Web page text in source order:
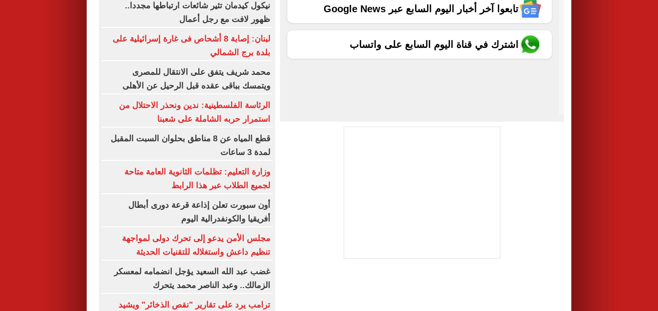
تابعوا آخر أخبار اليوم السابع عبر Google News
اشترك في قناة اليوم السابع على واتساب
نيكول كيدمان تثير شائعات ارتباطها مجددا..
ظهور لافت مع رجل أعمال
لبنان: إصابة 8 أشحاص فى غارة إسرائيلية على
بلدة برج الشمالي
محمد شريف يتفق على الانتقال للمصرى
ويتمسك بباقى عقده قبل الرحيل عن الأهلى
الرئاسة الفلسطينية: ندين ونحذر الاحتلال من
استمرار حربه الشاملة على شعبنا
قطع المياه عن 8 مناطق بحلوان السبت المقبل
لمدة 3 ساعات
وزارة التعليم: تظلمات الثانوية العامة متاحة
لجميع الطلاب عبر هذا الرابط
أون سبورت تعلن إذاعة قرعة دورى أبطال
أفريقيا والكونفدرالية اليوم
مجلس الأمن يدعو إلى تحرك دولى لمواجهة
تنظيم داعش واستغلاله للتقنيات الحديثة
غضب عبد الله السعيد يؤجل انضمامه لمعسكر
الزمالك.. وعبد الناصر محمد يتحرك
ترامب يرد على تقارير "نقص الذخائر" ويشيد